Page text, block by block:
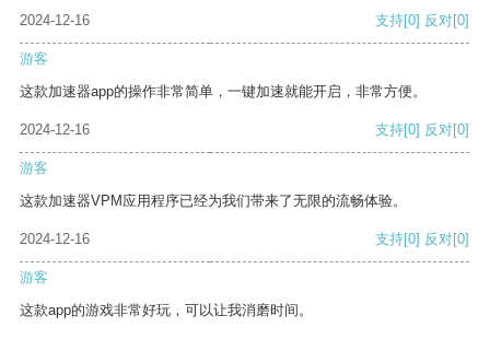
2024-12-16 支持[0] 反对[0]
游客
这款加速器app的操作非常简单，一键加速就能开启，非常方便。
2024-12-16 支持[0] 反对[0]
游客
这款加速器VPM应用程序已经为我们带来了无限的流畅体验。
2024-12-16 支持[0] 反对[0]
游客
这款app的游戏非常好玩，可以让我消磨时间。